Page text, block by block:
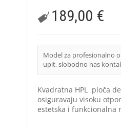
189,00 €
Model za profesionalno
upit, slobodno nas
Kvadratna HPL ploča
osiguravaju visoku
estetska i funkcionalna